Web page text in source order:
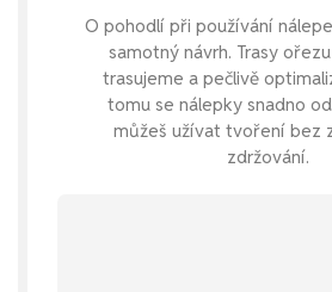
O pohodlí při používání
samotný návrh. Trasy
trasujeme a pečlivě
tomu se nálepky snadno
můžeš užívat tvoření bez
zdržování.